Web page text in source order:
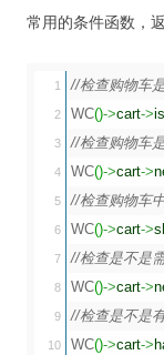
常用的条件函数，
1
2
3
4
5
6
7
8
9
//检查购物车
WC()->cart->
//检查购物车
WC()->cart->
//检查购物车
WC()->cart->
//检查是不是
WC()->cart->
//检查是不是
WC()->cart->